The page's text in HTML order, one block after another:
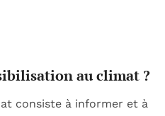
au climat ?
consiste à informer et à